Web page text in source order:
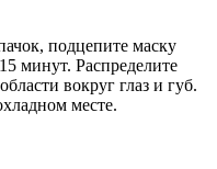
подцепите маску
минут. Распределите
вокруг глаз и губ.
месте.